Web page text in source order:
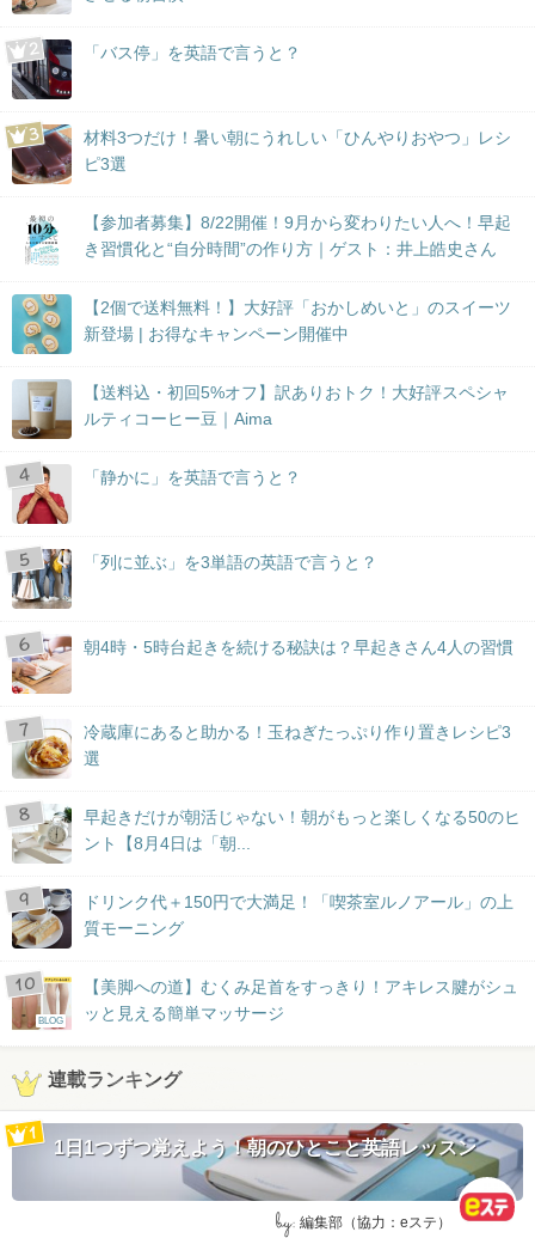
「バス停」を英語で言うと？
材料3つだけ！暑い朝にうれしい「ひんやりおやつ」レシ
ピ3選
【参加者募集】8/22開催！9月から変わりたい人へ！早起
き習慣化と“自分時間”の作り方｜ゲスト：井上皓史さん
【2個で送料無料！】大好評「おかしめいと」のスイーツ
新登場 | お得なキャンペーン開催中
【送料込・初回5%オフ】訳ありおトク！大好評スペシャ
ルティコーヒー豆｜Aima
「静かに」を英語で言うと？
「列に並ぶ」を3単語の英語で言うと？
朝4時・5時台起きを続ける秘訣は？早起きさん4人の習慣
冷蔵庫にあると助かる！玉ねぎたっぷり作り置きレシピ3
選
早起きだけが朝活じゃない！朝がもっと楽しくなる50のヒ
ント【8月4日は「朝...
ドリンク代＋150円で大満足！「喫茶室ルノアール」の上
質モーニング
BLOG
【美脚への道】むくみ足首をすっきり！アキレス腱がシュ
ッと見える簡単マッサージ
連載ランキング
1日1つずつ覚えよう！朝のひとこと英語レッスン
by: 編集部（協力：eステ）